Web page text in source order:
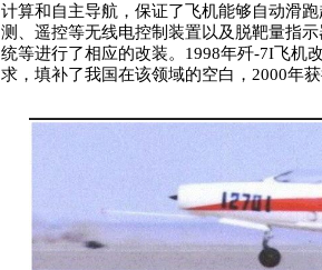
计算和自主导航，保证了飞机能够自动滑
测、遥控等无线电控制装置以及脱靶量指
统等进行了相应的改装。1998年歼-7I飞机
求，填补了我国在该领域的空白，2000年